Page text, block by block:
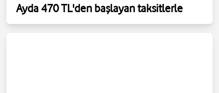
Ayda 470 TL'den başlayan taksitlerle